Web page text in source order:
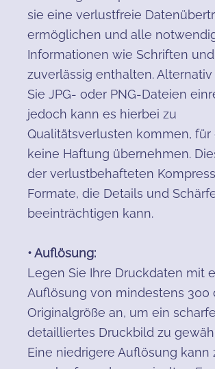
sie eine verlustfreie
ermöglichen und alle
Informationen wie Schriften
zuverlässig enthalten.
Sie JPG- oder PNG-Dateien
jedoch kann es hierbei zu
Qualitätsverlusten kommen, für
keine Haftung übernehmen.
der verlustbehafteten
Formate, die Details und
beeinträchtigen kann.
• Auflösung:
Legen Sie Ihre Druckdaten mit
Auflösung von mindestens 300
Originalgröße an, um ein
detailliertes Druckbild zu
Eine niedrigere Auflösung kann